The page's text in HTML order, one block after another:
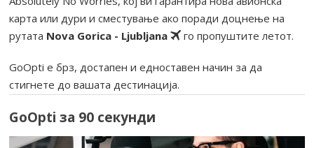
карта или дури и сместување ако поради доцнење на
рутата Nova Gorica - Ljubljana го пропуштите летот.
GoOpti е брз, достапен и едноставен начин за да
стигнете до вашата дестинација.
GoOpti за 90 секунди